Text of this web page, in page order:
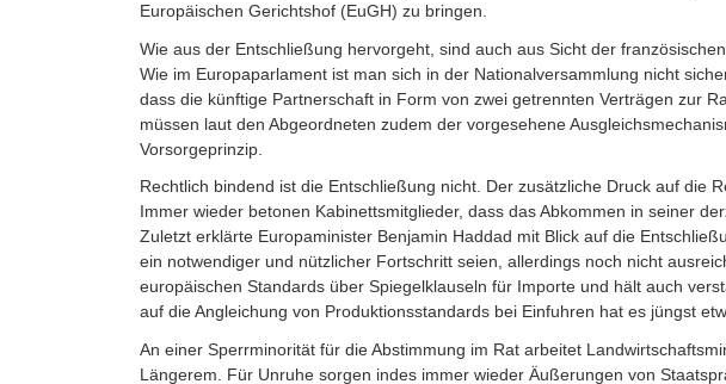
Europäischen Gerichtshof (EuGH) zu bringen.
Wie aus der Entschließung hervorgeht, sind auch aus Sicht der
Wie im Europaparlament ist man sich in der Nationalversammlung nicht
dass die künftige Partnerschaft in Form von zwei getrennten Verträgen zur
müssen laut den Abgeordneten zudem der vorgesehene
Vorsorgeprinzip.
Rechtlich bindend ist die Entschließung nicht. Der zusätzliche Druck auf die
Immer wieder betonen Kabinettsmitglieder, dass das Abkommen in seiner
Zuletzt erklärte Europaminister Benjamin Haddad mit Blick auf die
ein notwendiger und nützlicher Fortschritt seien, allerdings noch nicht
europäischen Standards über Spiegelklauseln für Importe und hält auch
auf die Angleichung von Produktionsstandards bei Einfuhren hat es jüngst
An einer Sperrminorität für die Abstimmung im Rat arbeitet
Längerem. Für Unruhe sorgen indes immer wieder Äußerungen von